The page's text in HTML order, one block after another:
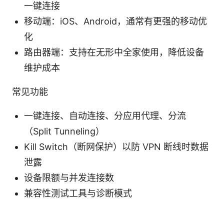
一键连接
移动端：iOS、Android，通常有更强的移动优
化
路由器端：支持在无形中全家使用，降低设备
维护成本
常见功能
一键连接、自动连接、分应用代理、分流
（Split Tunneling）
Kill Switch（断网保护）以防 VPN 断线时数据
泄露
设备限额与并发连接数
兼容性测试工具与诊断模式